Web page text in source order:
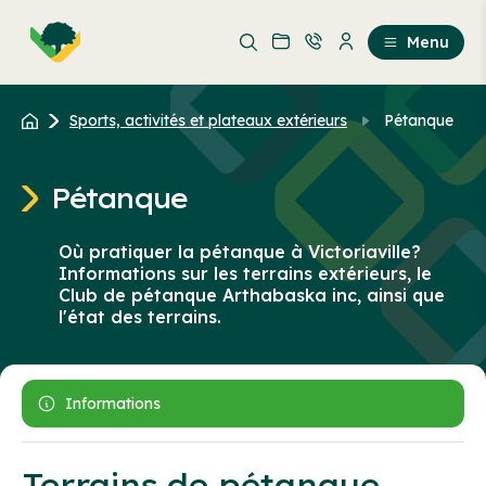
contenu
au
contenu
Menu
Sports, activités et plateaux extérieurs Pétanque
Pétanque
Où pratiquer la pétanque à Victoriaville?
Informations sur les terrains extérieurs, le
Club de pétanque Arthabaska inc, ainsi que
l'état des terrains.
Informations